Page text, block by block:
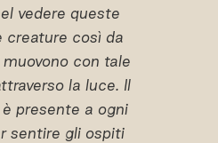
vedere queste
creature così da
con tale
la luce. Il
presente a ogni
sentire gli ospiti